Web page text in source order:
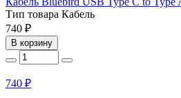
Тип товара Кабель
740 ₽
В корзину
740 ₽